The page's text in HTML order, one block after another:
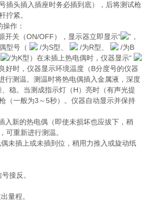
插头插入插座时务必插到底），后将测试枪
拧紧。
作：
开关（ON/OFF），显示器立即显示“
”，
型号（
/为S型、 /为R型、
/为B
/为K型）在未插上热电偶时，仪器显示“
好时，仪器显示环境温度（B分度号的仪器
行测温。测温时将热电偶插入金属液，深度
稳。当测成指示灯（H）亮时（有声光提
（一般为3～5秒）。仪器自动显示并保持
入新的热电偶（即使未损坏也应拔下，稍
可重新进行测温。
未插上或未插到位，稍用力推入或旋动纸
接反。
量程。